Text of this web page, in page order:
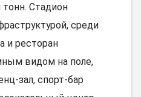
Стадион
среди
и ресторан
видом на поле,
зал, спорт-бар